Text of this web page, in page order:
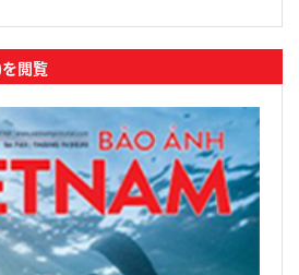
閲覧